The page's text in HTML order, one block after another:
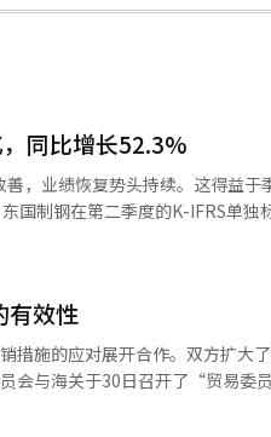
同比增长52.3%
，业绩恢复势头持续。这得益于
与上一季度相比，分别增长了
力。全球出口活跃化战略带动了
单独标
。与上一季度相比，营业收入、
增长了8.6%，营业利润和净利润
有效性
措施的应对展开合作。双方扩大
会与海关于30日召开了“贸易委
据去年9月签署的工作协议而设